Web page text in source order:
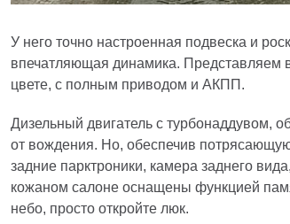
У него точно настроенная подвеска и
впечатляющая динамика. Представляем
цвете, с полным приводом и АКПП.
Дизельный двигатель с турбонаддувом,
от вождения. Но, обеспечив
задние парктроники, камера заднего
кожаном салоне оснащены функцией
небо, просто откройте люк.